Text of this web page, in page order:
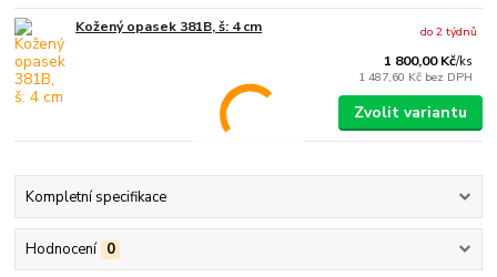
Kožený opasek 381B, š: 4 cm
1 800,00 Kč/ks
1 487,60 Kč bez DPH
do 2 týdnů
Zvolit variantu
Kompletní specifikace
Hodnocení 0